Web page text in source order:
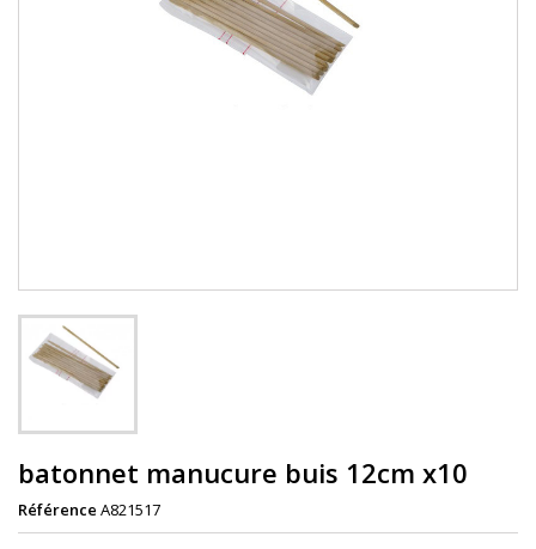
batonnet manucure buis 12cm x10
Référence A821517